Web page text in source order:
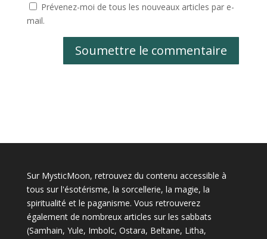
Prévenez-moi de tous les nouveaux articles par e-
mail.
Soumettre le commentaire
Sur MysticMoon, retrouvez du contenu accessible à
tous sur l'ésotérisme, la sorcellerie, la magie, la
spiritualité et le paganisme. Vous retrouverez
également de nombreux articles sur les sabbats
(Samhain, Yule, Imbolc, Ostara, Beltane, Litha,